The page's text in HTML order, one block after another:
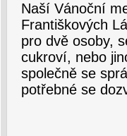
Naší Vánoční
Františkových
pro dvě osoby,
cukroví, nebo
společně se
potřebné se